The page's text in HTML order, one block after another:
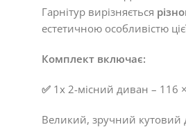
Гарнітур вирізняється
естетичною особливістю
Комплект включає:
✅ 1x 2-місний диван – 116
Великий, зручний кутовий